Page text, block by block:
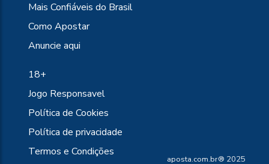
Mais Confiáveis do Brasil
Como Apostar
Anuncie aqui
18+
Jogo Responsavel
Política de Cookies
Política de privacidade
Termos e Condições
aposta.com.br® 2025